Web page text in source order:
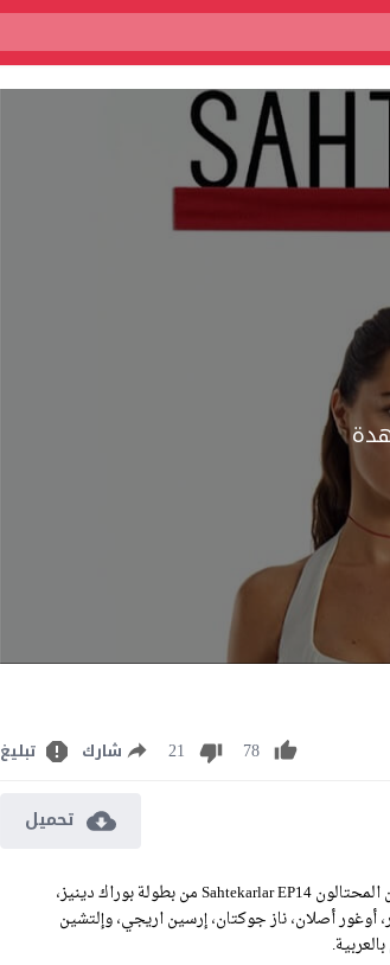
78
21 شارك تبليغ
تحميل
مشاهدة مسلسل المحتالون الحلقة 14 الثالثة عشر مترجمة للعربية رابط تحميل الحلقة 14 من المحتالون Sahtekarlar‎ EP14 من بطولة بوراك دينيز،
أوغور أصلان، ناز جوكتان، إرسين اريجي، وإلتشين